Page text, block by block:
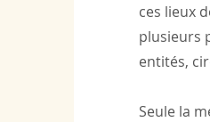
ces lieux
plusieurs
entités,
Seule la